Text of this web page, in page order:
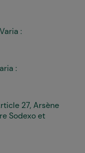
Varia :
:
27, Arsène
Sodexo et